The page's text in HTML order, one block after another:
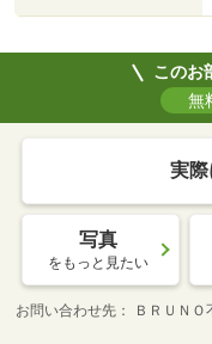
このお
無
実
写真
をもっと見たい
お問い合わせ先
ＢＲＵＮ